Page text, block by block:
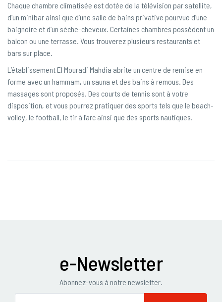
Chaque chambre climatisée est dotée de la télévision par satellite,
d’un minibar ainsi que d’une salle de bains privative pourvue d’une
baignoire et d’un sèche-cheveux. Certaines chambres possèdent un
balcon ou une terrasse. Vous trouverez plusieurs restaurants et
bars sur place.
L’établissement El Mouradi Mahdia abrite un centre de remise en
forme avec un hammam, un sauna et des bains à remous. Des
massages sont proposés. Des courts de tennis sont à votre
disposition, et vous pourrez pratiquer des sports tels que le beach-
volley, le football, le tir à l’arc ainsi que des sports nautiques.
e-Newsletter
Abonnez-vous à notre newsletter.